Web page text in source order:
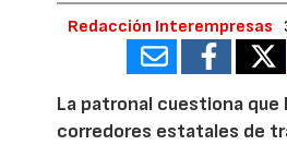
Redacción Interempresas
La patronal cuestiona que
corredores estatales de